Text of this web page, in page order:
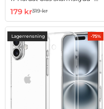
Art. nr 1002996814
rea pris
179 krtidigare pris
319 kr
Lagerrensning -75%